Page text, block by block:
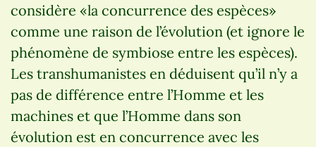
considère «la concurrence des espèces»
comme une raison de l’évolution (et ignore le
phénomène de symbiose entre les espèces).
Les transhumanistes en déduisent qu’il n’y a
pas de différence entre l’Homme et les
machines et que l’Homme dans son
évolution est en concurrence avec les